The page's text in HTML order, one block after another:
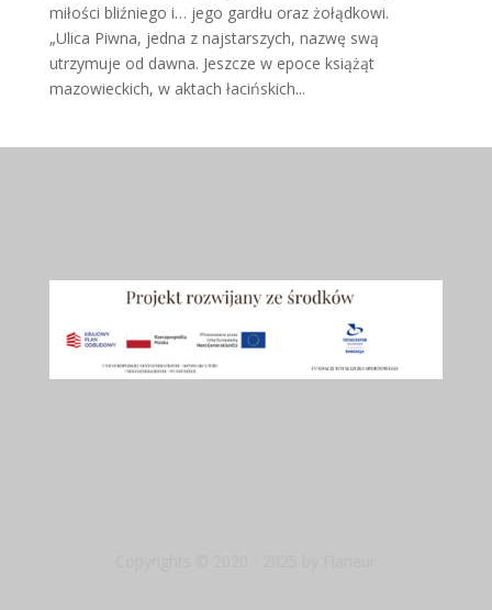
miłości bliźniego i… jego gardłu oraz żołądkowi.
„Ulica Piwna, jedna z najstarszych, nazwę swą
utrzymuje od dawna. Jeszcze w epoce książąt
mazowieckich, w aktach łacińskich...